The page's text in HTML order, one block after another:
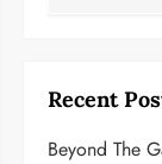
Recent
Beyond The